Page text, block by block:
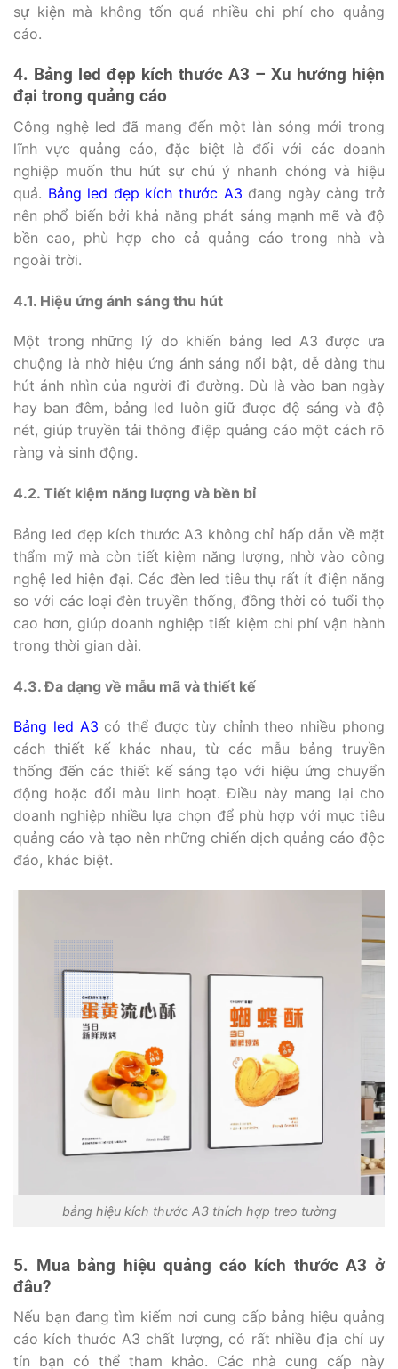
sự kiện mà không tốn quá nhiều chi phí cho quảng
cáo.
4. Bảng led đẹp kích thước A3 – Xu hướng hiện
đại trong quảng cáo
Công nghệ led đã mang đến một làn sóng mới trong
lĩnh vực quảng cáo, đặc biệt là đối với các doanh
nghiệp muốn thu hút sự chú ý nhanh chóng và hiệu
quả. Bảng led đẹp kích thước A3 đang ngày càng trở
nên phổ biến bởi khả năng phát sáng mạnh mẽ và độ
bền cao, phù hợp cho cả quảng cáo trong nhà và
ngoài trời.
4.1. Hiệu ứng ánh sáng thu hút
Một trong những lý do khiến bảng led A3 được ưa
chuộng là nhờ hiệu ứng ánh sáng nổi bật, dễ dàng thu
hút ánh nhìn của người đi đường. Dù là vào ban ngày
hay ban đêm, bảng led luôn giữ được độ sáng và độ
nét, giúp truyền tải thông điệp quảng cáo một cách rõ
ràng và sinh động.
4.2. Tiết kiệm năng lượng và bền bỉ
Bảng led đẹp kích thước A3 không chỉ hấp dẫn về mặt
thẩm mỹ mà còn tiết kiệm năng lượng, nhờ vào công
nghệ led hiện đại. Các đèn led tiêu thụ rất ít điện năng
so với các loại đèn truyền thống, đồng thời có tuổi thọ
cao hơn, giúp doanh nghiệp tiết kiệm chi phí vận hành
trong thời gian dài.
4.3. Đa dạng về mẫu mã và thiết kế
Bảng led A3 có thể được tùy chỉnh theo nhiều phong
cách thiết kế khác nhau, từ các mẫu bảng truyền
thống đến các thiết kế sáng tạo với hiệu ứng chuyển
động hoặc đổi màu linh hoạt. Điều này mang lại cho
doanh nghiệp nhiều lựa chọn để phù hợp với mục tiêu
quảng cáo và tạo nên những chiến dịch quảng cáo độc
đáo, khác biệt.
bảng hiệu kích thước A3 thích hợp treo tường
5. Mua bảng hiệu quảng cáo kích thước A3 ở
đâu?
Nếu bạn đang tìm kiếm nơi cung cấp bảng hiệu quảng
cáo kích thước A3 chất lượng, có rất nhiều địa chỉ uy
tín bạn có thể tham khảo. Các nhà cung cấp này